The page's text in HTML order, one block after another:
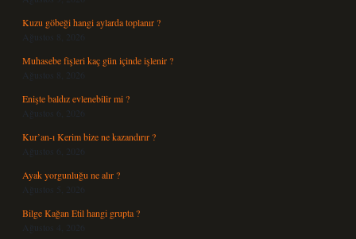
Kuzu göbeği hangi aylarda toplanır ?
Ağustos 8, 2026
Muhasebe fişleri kaç gün içinde işlenir ?
Ağustos 8, 2026
Enişte baldız evlenebilir mi ?
Ağustos 6, 2026
Kur’an-ı Kerim bize ne kazandırır ?
Ağustos 6, 2026
Ayak yorgunluğu ne alır ?
Ağustos 5, 2026
Bilge Kağan Etil hangi grupta ?
Ağustos 4, 2026